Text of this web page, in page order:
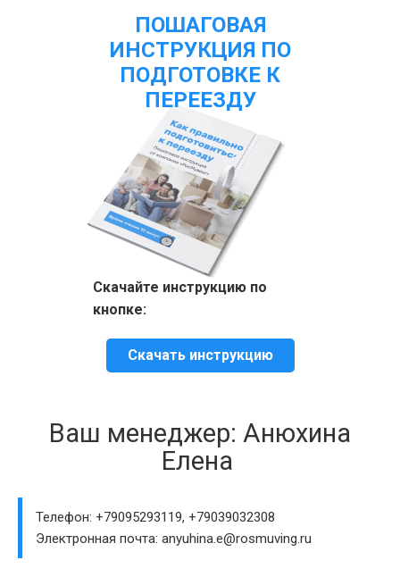
ПОШАГОВАЯ
ИНСТРУКЦИЯ ПО
ПОДГОТОВКЕ К
ПЕРЕЕЗДУ
Скачайте инструкцию по
кнопке:
Скачать инструкцию
Ваш менеджер: Анюхина
Елена
Телефон: +79095293119, +79039032308
Электронная почта: anyuhina.e@rosmuving.ru